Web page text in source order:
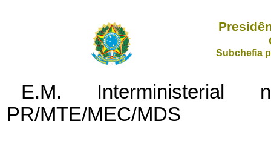
Subchefia
E.M. Interministerial
PR/MTE/MEC/MDS